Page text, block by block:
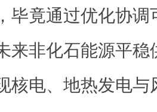
毕竟通过优化协
来非化石能源平稳
核电、地热发电与